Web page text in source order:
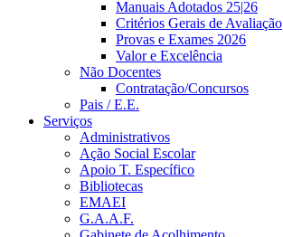
Manuais Adotados 25|26
Critérios Gerais de Avaliação
Provas e Exames 2026
Valor e Excelência
Não Docentes
Contratação/Concursos
Pais / E.E.
Serviços
Administrativos
Ação Social Escolar
Apoio T. Específico
Bibliotecas
EMAEI
G.A.A.F.